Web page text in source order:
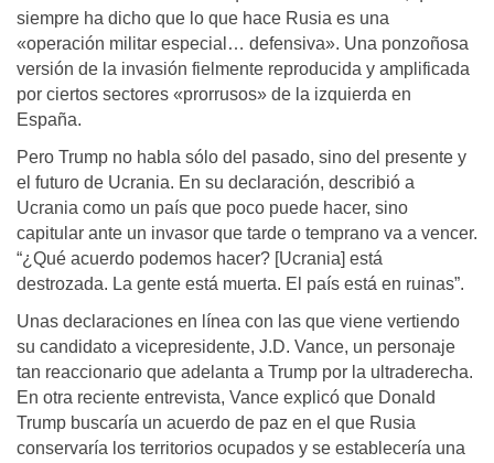
siempre ha dicho que lo que hace Rusia es una
«operación militar especial… defensiva». Una ponzoñosa
versión de la invasión fielmente reproducida y amplificada
por ciertos sectores «prorrusos» de la izquierda en
España.
Pero Trump no habla sólo del pasado, sino del presente y
el futuro de Ucrania. En su declaración, describió a
Ucrania como un país que poco puede hacer, sino
capitular ante un invasor que tarde o temprano va a vencer.
“¿Qué acuerdo podemos hacer? [Ucrania] está
destrozada. La gente está muerta. El país está en ruinas”.
Unas declaraciones en línea con las que viene vertiendo
su candidato a vicepresidente, J.D. Vance, un personaje
tan reaccionario que adelanta a Trump por la ultraderecha.
En otra reciente entrevista, Vance explicó que Donald
Trump buscaría un acuerdo de paz en el que Rusia
conservaría los territorios ocupados y se establecería una